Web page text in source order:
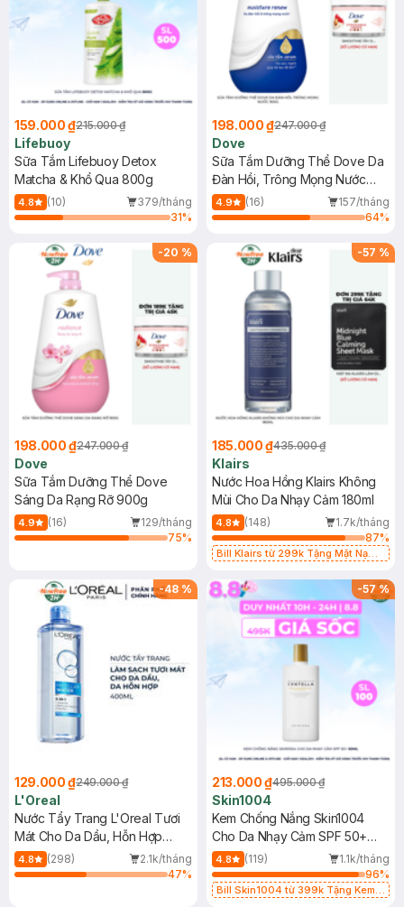
159.000 ₫215.000 ₫
Lifebuoy
Sữa Tắm Lifebuoy Detox
Matcha & Khổ Qua 800g
4.8 (10)
379/tháng
31%
198.000 ₫247.000 ₫
Dove
Sữa Tắm Dưỡng Thể Dove Da
Đàn Hồi, Trông Mọng Nước
900g
4.9 (16)
157/tháng
64%
-20 %
198.000 ₫247.000 ₫
Dove
Sữa Tắm Dưỡng Thể Dove
Sáng Da Rạng Rỡ 900g
4.9 (16)
129/tháng
75%
-57 %
185.000 ₫435.000 ₫
Klairs
Nước Hoa Hồng Klairs Không
Mùi Cho Da Nhạy Cảm 180ml
4.8 (148)
1.7k/tháng
87%
Bill Klairs từ 299k Tặng Mặt Nạ
25ml (SL Có Hạn)
-48 %
129.000 ₫249.000 ₫
L'Oreal
Nước Tẩy Trang L'Oreal Tươi
Mát Cho Da Dầu, Hỗn Hợp
400ml
4.8 (298)
2.1k/tháng
47%
-57%
213.000 ₫495.000 ₫
Skin1004
Kem Chống Nắng Skin1004
Cho Da Nhạy Cảm SPF 50+
50ml
4.8 (119)
1.1k/tháng
96%
Bill Skin1004 từ 399k Tặng Kem